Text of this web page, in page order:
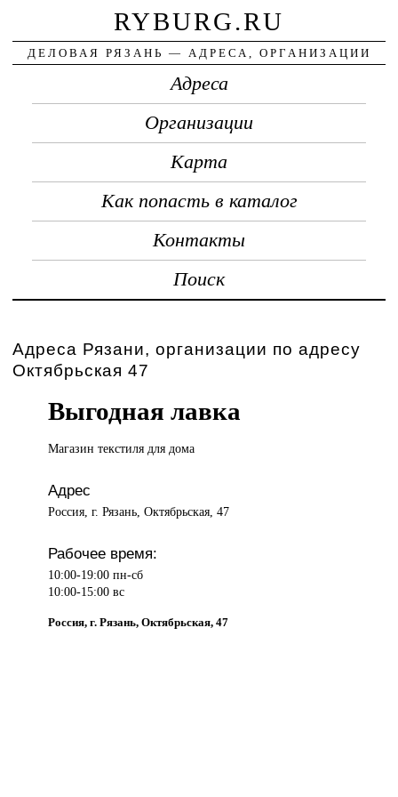
RYBURG.RU
ДЕЛОВАЯ РЯЗАНЬ — АДРЕСА, ОРГАНИЗАЦИИ
Адреса
Организации
Карта
Как попасть в каталог
Контакты
Поиск
Адреса Рязани, организации по адресу
Октябрьская 47
Выгодная лавка
Магазин текстилядля дома
Адрес
Россия, г. Рязань, Октябрьская, 47
Рабочее время:
10:00-19:00 пн-сб
10:00-15:00 вс
Россия, г. Рязань, Октябрьская, 47